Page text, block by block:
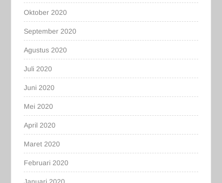
Oktober 2020
September 2020
Agustus 2020
Juli 2020
Juni 2020
Mei 2020
April 2020
Maret 2020
Februari 2020